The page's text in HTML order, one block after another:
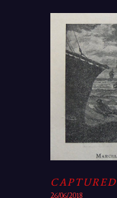
CAPTURED
26/06/2018